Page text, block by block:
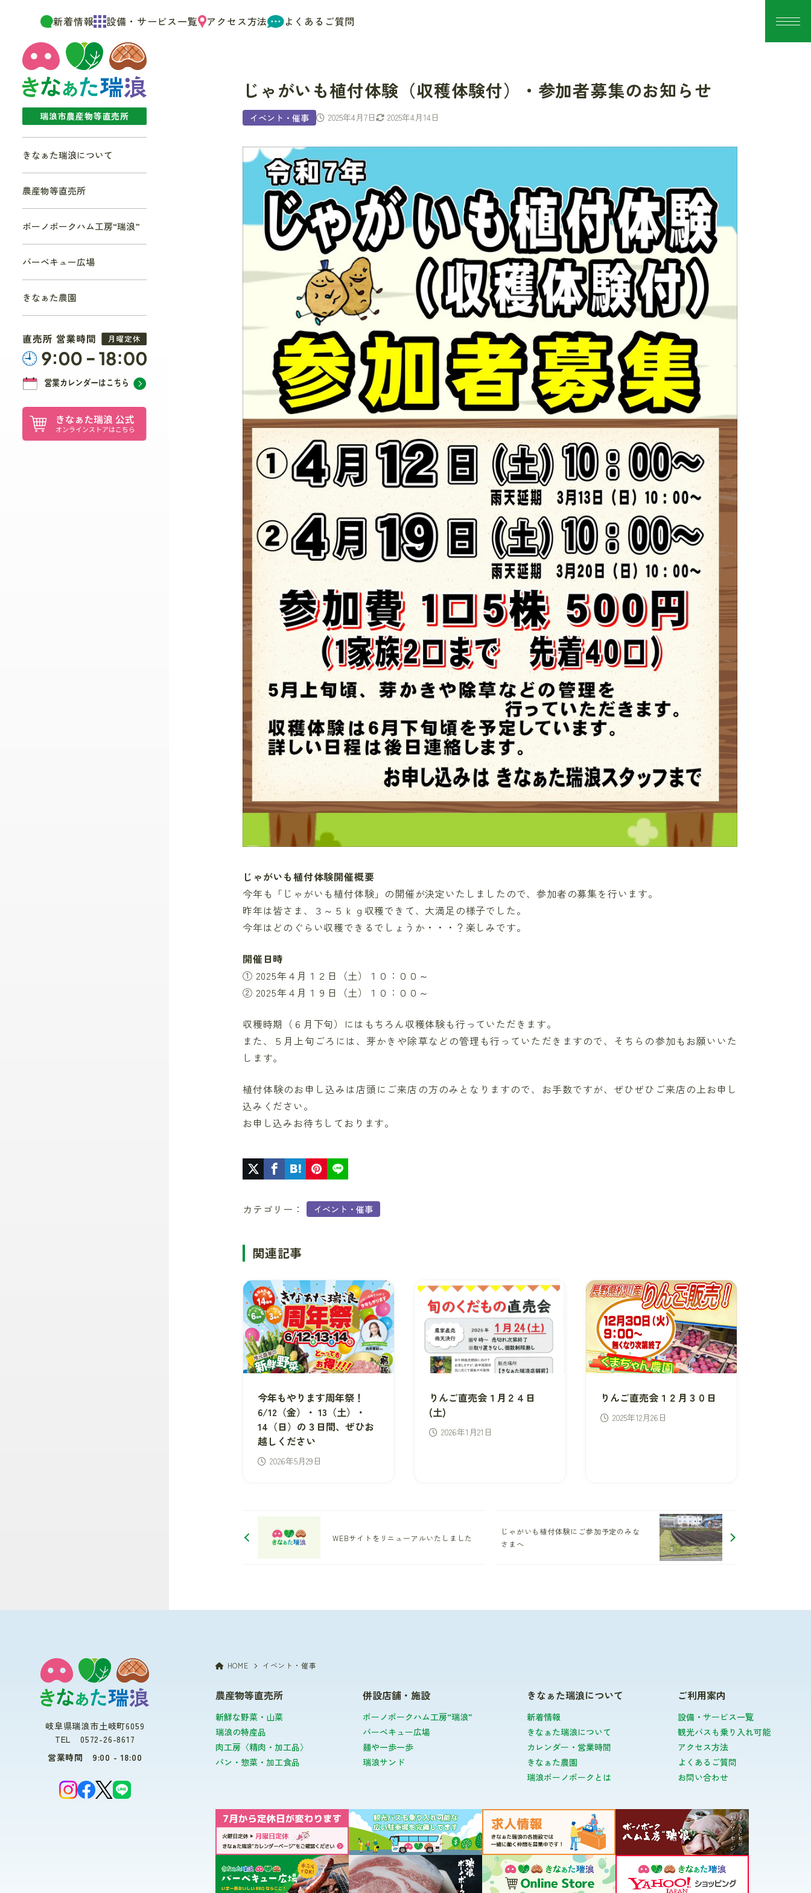
新着情報 設備・サービス一覧 アクセス方法 よくあるご質問
瑞浪市農産物等直売所
きなぁた瑞浪について
農産物等直売所
ボーノポークハム工房“瑞浪”
バーベキュー広場
きなぁた農園
じゃがいも植付体験（収穫体験付）・参加者募集のお知らせ
2025年4月7日 2025年4月14日
イベント・催事
じゃがいも植付体験開催概要
今年も「じゃがいも植付体験」の開催が決定いたしましたので、参加者の募集を行います。
昨年は皆さま、３～５ｋｇ収穫できて、大満足の様子でした。
今年はどのぐらい収穫できるでしょうか・・・？楽しみです。
開催日時
① 2025年４月１２日（土）１０：００～
② 2025年４月１９日（土）１０：００～
収穫時期（６月下旬）にはもちろん収穫体験も行っていただきます。
また、５月上旬ごろには、芽かきや除草などの管理も行っていただきますので、そちらの参加もお願いいた
します。
植付体験のお申し込みは店頭にご来店の方のみとなりますので、お手数ですが、ぜひぜひご来店の上お申し
込みください。
お申し込みお待ちしております。
カテゴリー： イベント・催事
関連記事
今年もやります周年祭！
6/12（金）・ 13（土）・
14（日）の３日間、ぜひお
越しください
2026年5月29日
りんご直売会１月２４日
(土)
2026年1月21日
りんご直売会１２月３０日
2025年12月26日
WEBサイトをリニューアルいたしました
じゃがいも植付体験にご参加予定のみな
さまへ
岐阜県瑞浪市土岐町6059
TEL 0572-26-8617
営業時間 9:00 - 18:00
HOME イベント・催事
農産物等直売所
新鮮な野菜・山菜
瑞浪の特産品
肉工房〈精肉・加工品〉
パン・惣菜・加工食品
併設店舗・施設
ボーノポークハム工房“瑞浪”
バーベキュー広場
麺や一歩一歩
瑞浪サンド
きなぁた瑞浪について
新着情報
きなぁた瑞浪について
カレンダー・営業時間
きなぁた農園
瑞浪ボーノポークとは
ご利用案内
設備・サービス一覧
観光バスも乗り入れ可能
アクセス方法
よくあるご質問
お問い合わせ